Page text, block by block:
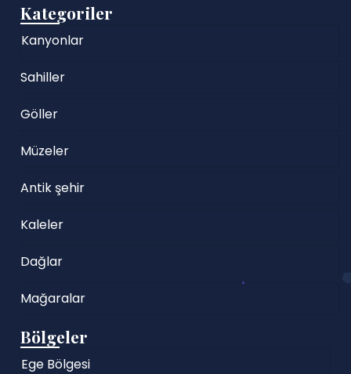
Kategoriler
Kanyonlar
Sahiller
Göller
Müzeler
Antik şehir
Kaleler
Dağlar
Mağaralar
Bölgeler
Ege Bölgesi